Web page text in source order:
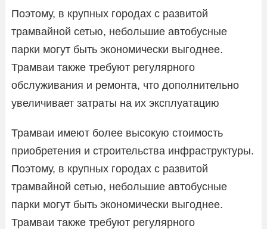
Поэтому, в крупных городах с развитой
трамвайной сетью, небольшие автобусные
парки могут быть экономически выгоднее.
Трамваи также требуют регулярного
обслуживания и ремонта, что дополнительно
увеличивает затраты на их эксплуатацию
Трамваи имеют более высокую стоимость
приобретения и строительства инфраструктуры.
Поэтому, в крупных городах с развитой
трамвайной сетью, небольшие автобусные
парки могут быть экономически выгоднее.
Трамваи также требуют регулярного